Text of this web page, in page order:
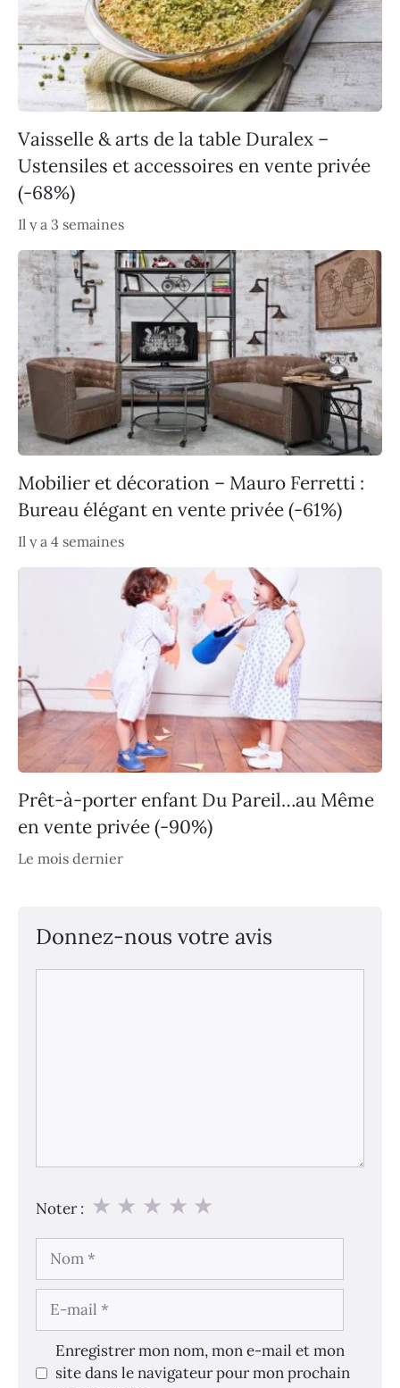
Vaisselle & arts de la table Duralex –
Ustensiles et accessoires en vente privée
(-68%)
Il y a 3 semaines
Mobilier et décoration – Mauro Ferretti :
Bureau élégant en vente privée (-61%)
Il y a 4 semaines
Prêt-à-porter enfant Du Pareil…au Même
en vente privée (-90%)
Le mois dernier
Donnez-nous votre avis
Noter : ★
★
★
★
★
Nom
E-
mail
Enregistrer mon nom, mon e-mail et mon
site dans le navigateur pour mon prochain